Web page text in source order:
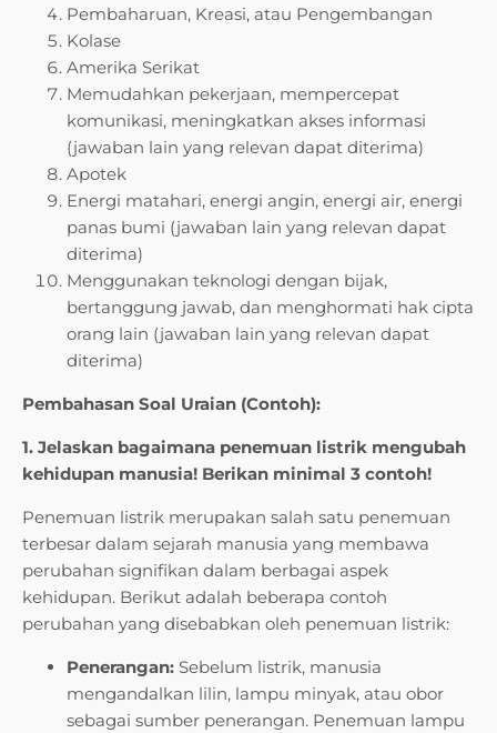
Pembaharuan, Kreasi, atau Pengembangan
Kolase
Amerika Serikat
Memudahkan pekerjaan, mempercepat
komunikasi, meningkatkan akses informasi
(jawaban lain yang relevan dapat diterima)
Apotek
Energi matahari, energi angin, energi air, energi
panas bumi (jawaban lain yang relevan dapat
diterima)
Menggunakan teknologi dengan bijak,
bertanggung jawab, dan menghormati hak cipta
orang lain (jawaban lain yang relevan dapat
diterima)
Pembahasan Soal Uraian (Contoh):
1. Jelaskan bagaimana penemuan listrik mengubah
kehidupan manusia! Berikan minimal 3 contoh!
Penemuan listrik merupakan salah satu penemuan
terbesar dalam sejarah manusia yang membawa
perubahan signifikan dalam berbagai aspek
kehidupan. Berikut adalah beberapa contoh
perubahan yang disebabkan oleh penemuan listrik:
Penerangan: Sebelum listrik, manusia
mengandalkan lilin, lampu minyak, atau obor
sebagai sumber penerangan. Penemuan lampu